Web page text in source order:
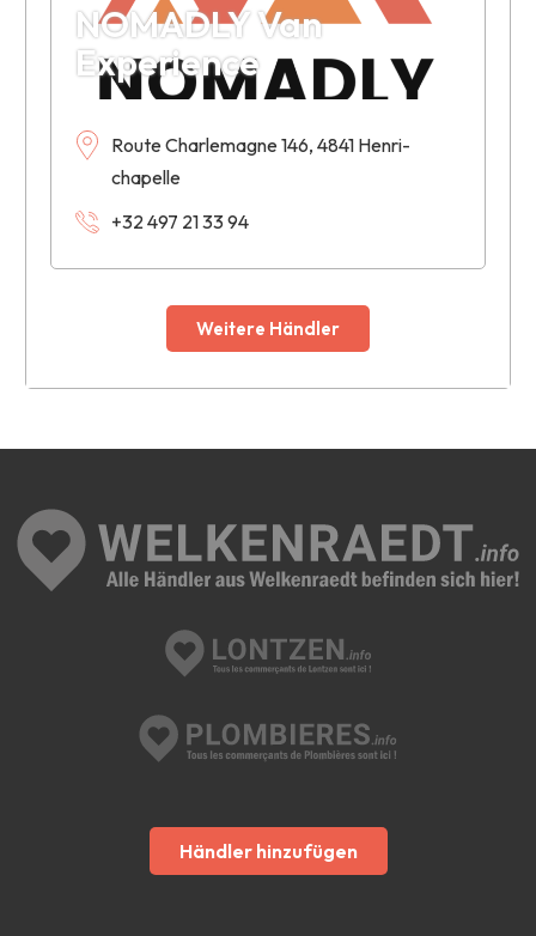
NOMADLY Van
Experience
Route Charlemagne 146, 4841 Henri-
chapelle
+32 497 21 33 94
Weitere Händler
Händler hinzufügen